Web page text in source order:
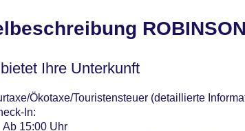
Ihre Unterkunft
Ökotaxe/Touristensteuer (detaillierte
In:
Ab 15:00 Uhr